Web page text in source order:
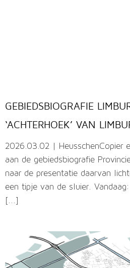
GEBIEDSBIOGRAFIE
‘ACHTERHOEK’ VAN
2026.03.02 | HeusschenCopier
aan de gebiedsbiografie
naar de presentatie daarvan
een tipje van de sluier.
[...]